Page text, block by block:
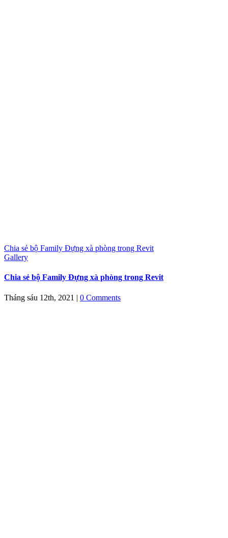
Chia sẻ bộ Family Đựng xà phòng trong Revit
Gallery
Chia sẻ bộ Family Đựng xà phòng trong Revit
Tháng sáu 12th, 2021 | 0 Comments